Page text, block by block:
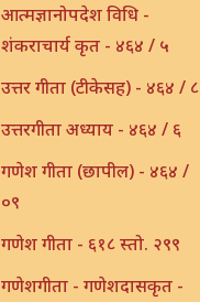
आत्मज्ञानोपदेश विधि -
शंकराचार्य कृत - ४६४ / ५
उत्तर गीता (टीकेसह) - ४६४ / ८
उत्तरगीता अध्याय - ४६४ / ६
गणेश गीता (छापील) - ४६४ /
०९
गणेश गीता - ६१८ स्तो. २९९
गणेशगीता - गणेशदासकृत -